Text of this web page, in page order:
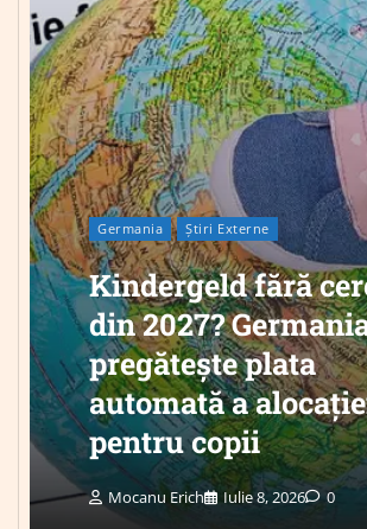
Germania Știri Externe
Kindergeld fără
din 2027?
pregătește plata
automată a
pentru copii
Mocanu Erich Iulie 8, 2026 0